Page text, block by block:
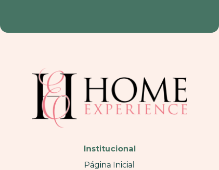
Institucional
Página Inicial